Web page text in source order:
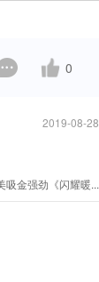
0
2019-08-28
吸金强劲《闪耀暖...